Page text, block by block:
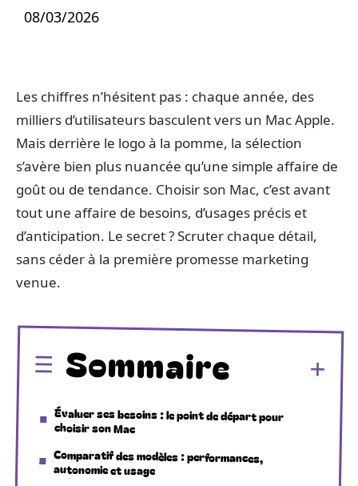
08/03/2026
Les chiffres n’hésitent pas : chaque année, des
milliers d’utilisateurs basculent vers un Mac Apple.
Mais derrière le logo à la pomme, la sélection
s’avère bien plus nuancée qu’une simple affaire de
goût ou de tendance. Choisir son Mac, c’est avant
tout une affaire de besoins, d’usages précis et
d’anticipation. Le secret ? Scruter chaque détail,
sans céder à la première promesse marketing
venue.
Sommaire
Évaluer ses besoins : le point de départ pour
choisir son Mac
Comparatif des modèles : performances,
autonomie et usage